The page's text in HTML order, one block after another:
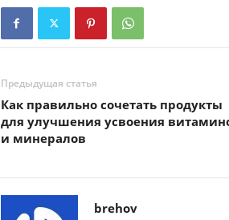
Предыдущая статья
Как правильно сочетать продукты
для улучшения усвоения
и минералов
brehov